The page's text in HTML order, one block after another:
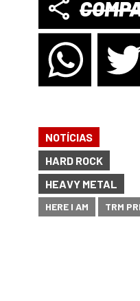
NOTÍCIAS
HARD ROCK
HEAVY METAL
HERE I AM TRM